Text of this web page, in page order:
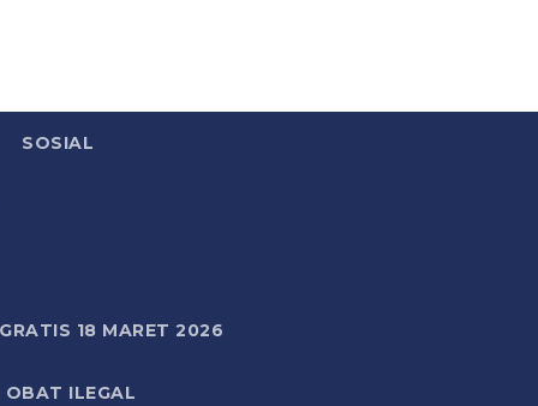
SOSIAL
18 MARET 2026
OBAT ILEGAL